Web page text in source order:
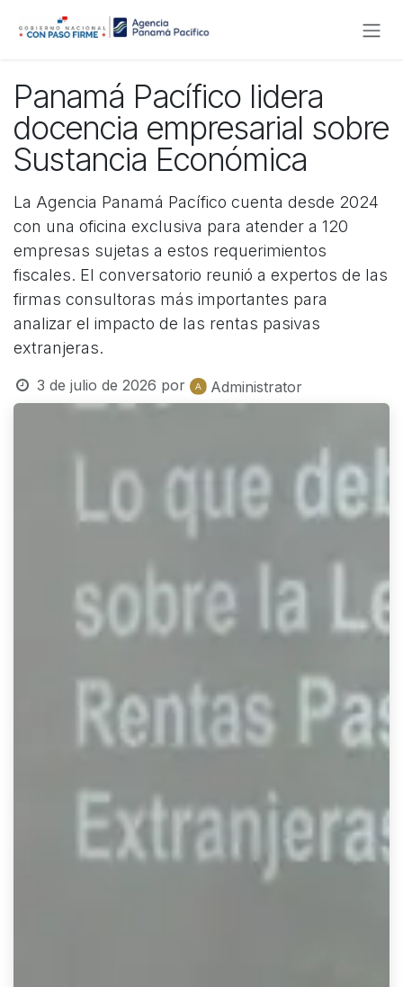
Panamá Pacífico lidera
docencia empresarial sobre
Sustancia Económica
La Agencia Panamá Pacífico cuenta desde 2024
con una oficina exclusiva para atender a 120
empresas sujetas a estos requerimientos
fiscales. El conversatorio reunió a expertos de las
firmas consultoras más importantes para
analizar el impacto de las rentas pasivas
extranjeras.
3 de julio de 2026 por Administrator